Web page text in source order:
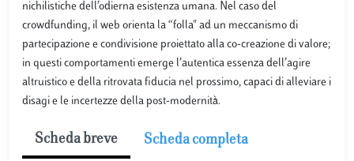
nichilistiche dell’odierna esistenza umana. Nel caso del
crowdfunding, il web orienta la “folla" ad un meccanismo di
partecipazione e condivisione proiettato alla co-creazione di valore;
in questi comportamenti emerge l’autentica essenza dell’agire
altruistico e della ritrovata fiducia nel prossimo, capaci di alleviare i
disagi e le incertezze della post-modernità.
Scheda breve Scheda completa